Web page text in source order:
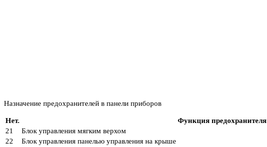
Назначение предохранителей в панели приборов
Нет. Функция предохранителя
21
Блок управления мягким верхом
22
Блок управления панелью управления на крыше